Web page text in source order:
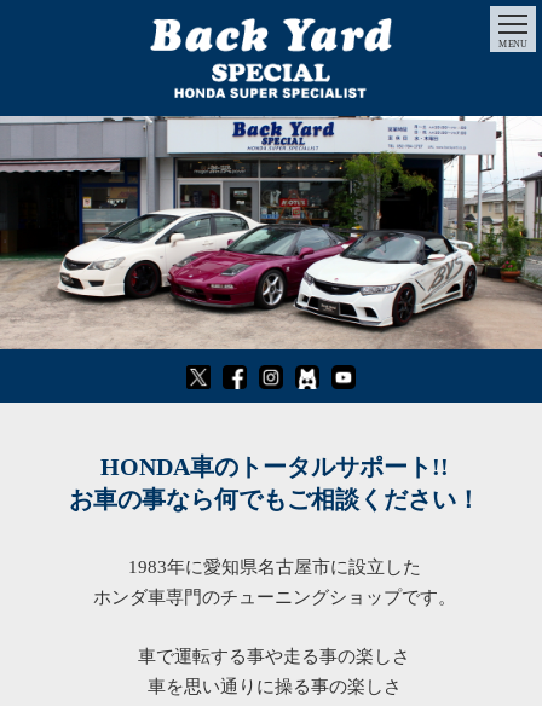
MENU
HONDA車のトータルサポート!!
お車の事なら何でもご相談ください！
1983年に愛知県名古屋市に設立した
ホンダ車専門のチューニングショップです。
車で運転する事や走る事の楽しさ
車を思い通りに操る事の楽しさ